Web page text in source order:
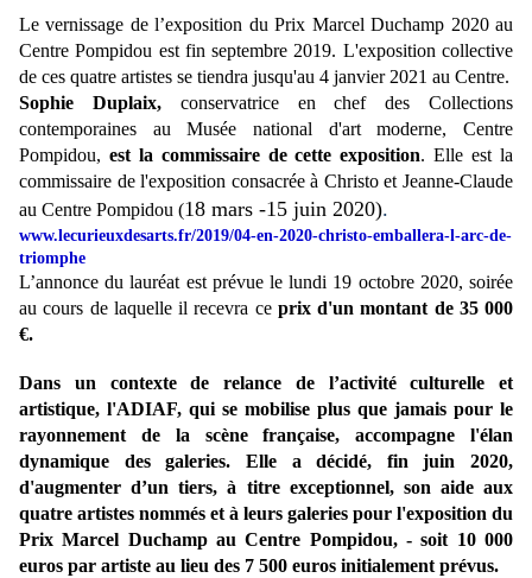
Le vernissage de l’exposition du Prix Marcel Duchamp 2020 au
Centre Pompidou est fin septembre 2019. L'exposition collective
de ces quatre artistes se tiendra jusqu'au 4 janvier 2021 au Centre.
Sophie Duplaix,
conservatrice en chef des Collections
contemporaines au Musée national d'art moderne, Centre
Pompidou, est la commissaire de cette exposition. Elle est la
commissaire de l'exposition consacrée à Christo et Jeanne-Claude
au Centre Pompidou (18 mars -15 juin 2020).
www.lecurieuxdesarts.fr/2019/04-en-2020-christo-emballera-l-arc-de-
triomphe
L’annonce du lauréat est prévue le lundi 19 octobre 2020, soirée
au cours de laquelle il recevra ce prix d'un montant de 35 000
€.
Dans
un contexte de relance de l’activité culturelle et
artistique, l'ADIAF, qui se mobilise plus que jamais pour le
rayonnement
de la scène française, accompagne l'élan
dynamique des galeries. Elle a décidé, fin juin 2020,
d'augmenter d’un tiers, à titre exceptionnel, son aide aux
quatre artistes nommés et à leurs galeries pour l'exposition du
Prix Marcel Duchamp au Centre Pompidou, - soit 10 000
euros par artiste au lieu des 7 500 euros initialement prévus.